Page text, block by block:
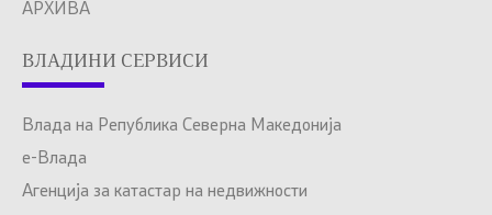
АРХИВА
ВЛАДИНИ СЕРВИСИ
Влада на Република Северна Македонија
е-Влада
Агенција за катастар на недвижности